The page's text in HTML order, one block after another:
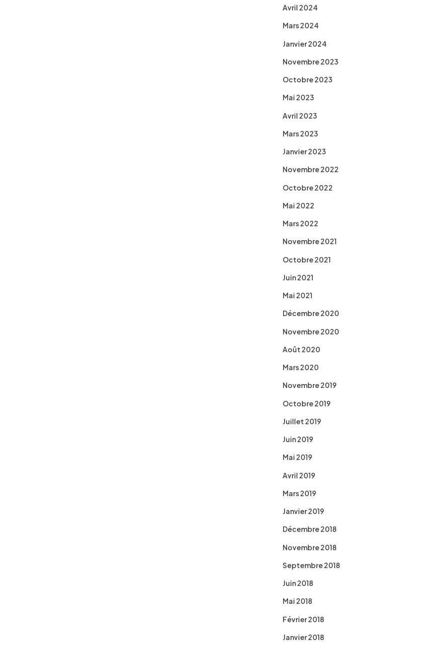
Avril 2024
Mars 2024
Janvier 2024
Novembre 2023
Octobre 2023
Mai 2023
Avril 2023
Mars 2023
Janvier 2023
Novembre 2022
Octobre 2022
Mai 2022
Mars 2022
Novembre 2021
Octobre 2021
Juin 2021
Mai 2021
Décembre 2020
Novembre 2020
Août 2020
Mars 2020
Novembre 2019
Octobre 2019
Juillet 2019
Juin 2019
Mai 2019
Avril 2019
Mars 2019
Janvier 2019
Décembre 2018
Novembre 2018
Septembre 2018
Juin 2018
Mai 2018
Février 2018
Janvier 2018